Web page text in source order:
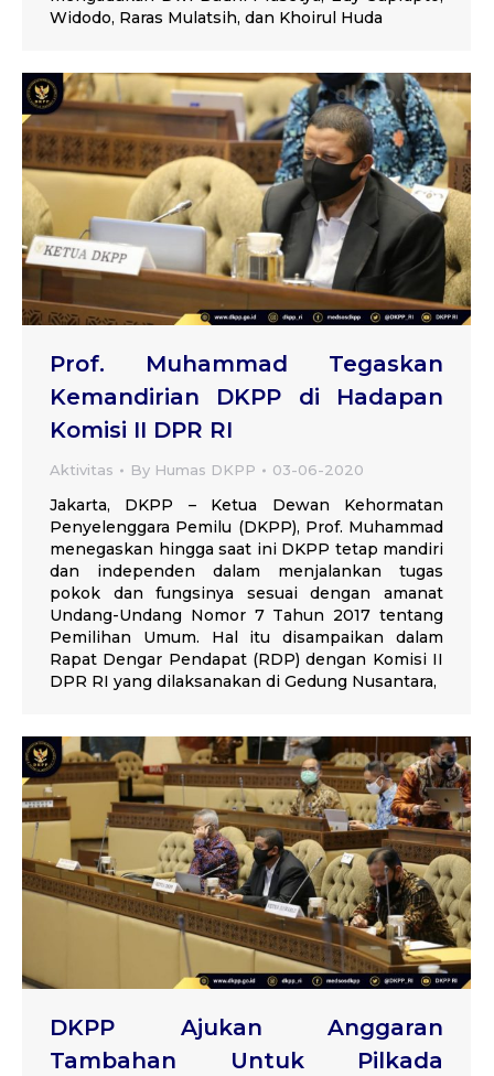
Widodo, Raras Mulatsih, dan Khoirul Huda
Prof. Muhammad Tegaskan
Kemandirian DKPP di Hadapan
Komisi II DPR RI
Aktivitas By Humas DKPP 03-06-2020
Jakarta, DKPP – Ketua Dewan Kehormatan
Penyelenggara Pemilu (DKPP), Prof. Muhammad
menegaskan hingga saat ini DKPP tetap mandiri
dan independen dalam menjalankan tugas
pokok dan fungsinya sesuai dengan amanat
Undang-Undang Nomor 7 Tahun 2017 tentang
Pemilihan Umum. Hal itu disampaikan dalam
Rapat Dengar Pendapat (RDP) dengan Komisi II
DPR RI yang dilaksanakan di Gedung Nusantara,
DKPP Ajukan Anggaran
Tambahan Untuk Pilkada